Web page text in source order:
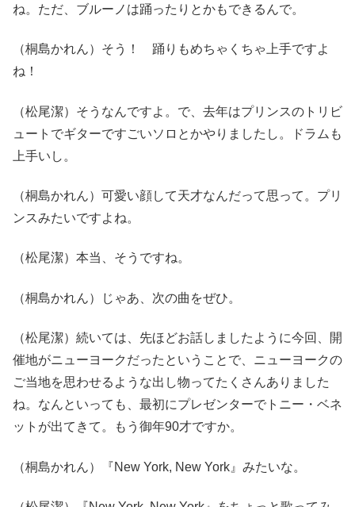
ね。ただ、ブルーノは踊ったりとかもできるんで。
（桐島かれん）そう！ 踊りもめちゃくちゃ上手ですよ
ね！
（松尾潔）そうなんですよ。で、去年はプリンスのトリビ
ュートでギターですごいソロとかやりましたし。ドラムも
上手いし。
（桐島かれん）可愛い顔して天才なんだって思って。プリ
ンスみたいですよね。
（松尾潔）本当、そうですね。
（桐島かれん）じゃあ、次の曲をぜひ。
（松尾潔）続いては、先ほどお話しましたように今回、開
催地がニューヨークだったということで、ニューヨークの
ご当地を思わせるような出し物ってたくさんありました
ね。なんといっても、最初にプレゼンターでトニー・ベネ
ットが出てきて。もう御年90才ですか。
（桐島かれん）『New York, New York』みたいな。